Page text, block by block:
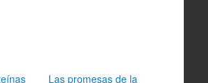
Las promesas de la